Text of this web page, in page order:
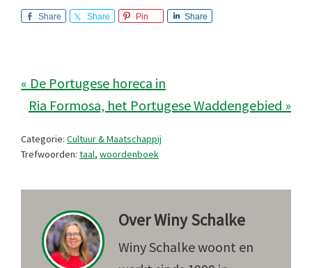
Share Share Pin Share
« De Portugese horeca in
Ria Formosa, het Portugese Waddengebied »
Categorie: Cultuur & Maatschappij
Trefwoorden: taal, woordenboek
OverWiny Schalke
Winy Schalke woont en